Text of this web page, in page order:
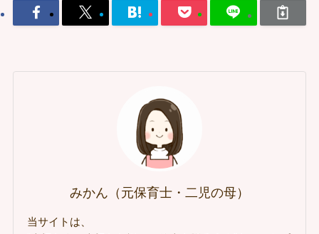
みかん（元保育士・二児の母）
当サイトは、